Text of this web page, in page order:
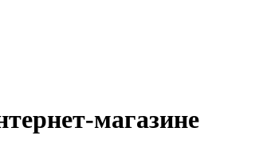
магазине